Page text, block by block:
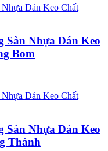
Sàn Nhựa Dán Keo
Bom
Sàn Nhựa Dán Keo
Thành